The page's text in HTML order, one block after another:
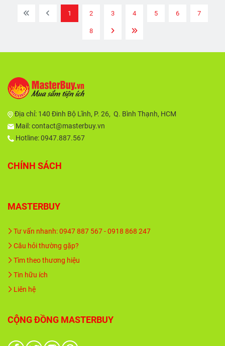
1 2 3 4 5 6 7
8
Địa chỉ: 140 Đinh Bộ Lĩnh, P. 26, Q. Bình Thạnh, HCM
Mail:contact@masterbuy.vn
Hotline: 0947.887.567
CHÍNH SÁCH
MASTERBUY
Tư vấn nhanh: 0947 887 567 - 0918 868 247
Câu hỏi thường gặp?
Tìm theo thương hiệu
Tin hữu ích
Liên hệ
CỘNG ĐỒNG MASTERBUY